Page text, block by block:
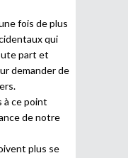
fois de plus
qui
part et
demander de
à ce point
de notre
plus se